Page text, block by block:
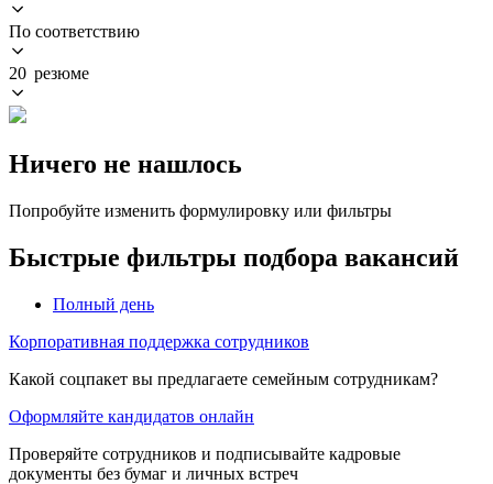
По соответствию
20 резюме
Ничего не нашлось
Попробуйте изменить формулировку или фильтры
Быстрые фильтры подбора вакансий
Полный день
Корпоративная поддержка сотрудников
Какой соцпакет вы предлагаете семейным сотрудникам?
Оформляйте кандидатов онлайн
Проверяйте сотрудников и подписывайте кадровые
документы без бумаг и личных встреч